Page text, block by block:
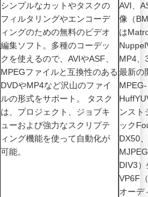
シンプルなカットやタスクの
フィルタリングやエンコーデ
ィングのための無料のビデオ
編集ソフト。多種のコーデッ
クを使えるので、AVIやASF、
MPEGファイルと互換性のある
DVDやMP4など沢山のファイ
ルの形式をサポート。 タスク
は、プロジェクト、ジョブキ
ューおよび強力なスクリプテ
ィング機能を使って自動化が
可能。
AVI、
像（
は
MP4、
最新の
ンスト
ック
DX50
DIV3
VP6F
オーデ